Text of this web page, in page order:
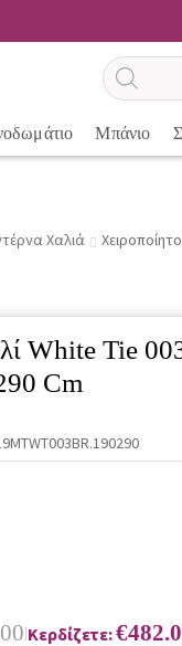
Αναζήτηση
προϊόντων
Μπάνιο
Χαλιά
White Tie
Cm
|Κερδίζετε:€